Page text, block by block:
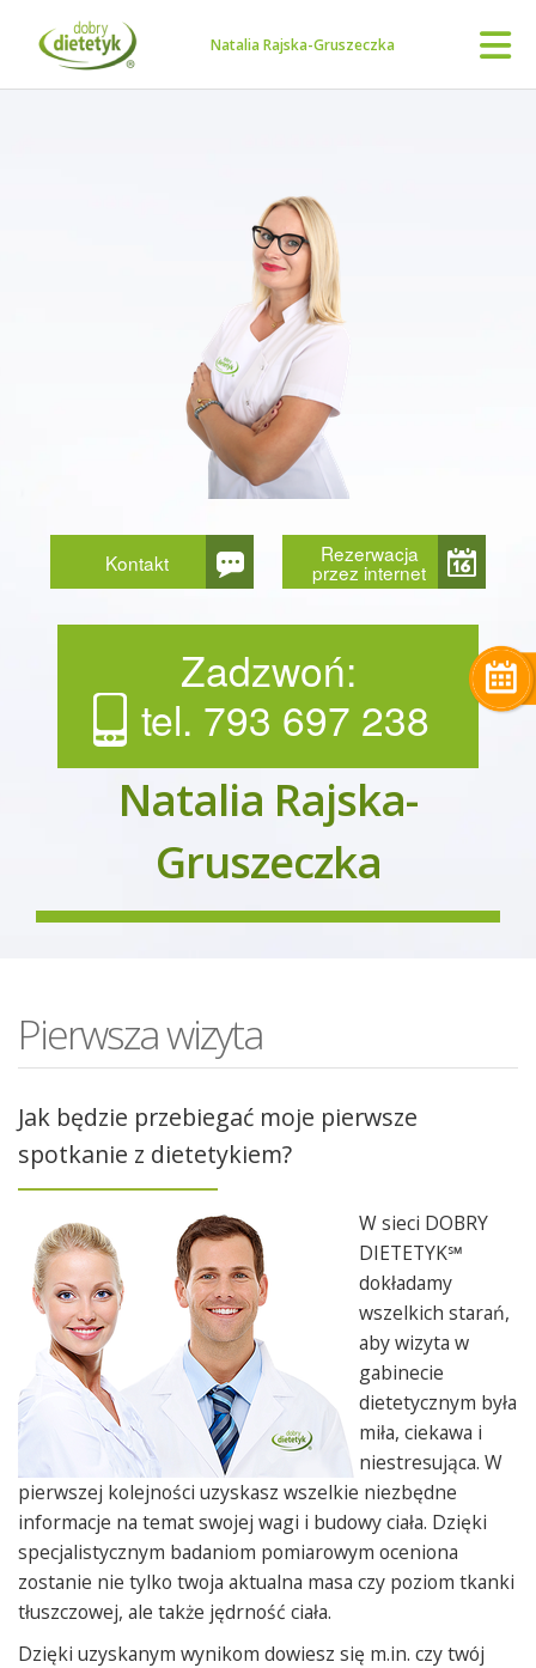
Natalia Rajska-Gruszeczka
Kontakt Rezerwacja
przez internet
Zadzwoń:
tel. 793 697 238
Natalia Rajska-
Gruszeczka
Pierwsza wizyta
Jak będzie przebiegać moje pierwsze
spotkanie z dietetykiem?
W sieci DOBRY
DIETETYK℠
dokładamy
wszelkich starań,
aby wizyta w
gabinecie
dietetycznym była
miła, ciekawa i
niestresująca. W
pierwszej kolejności uzyskasz wszelkie niezbędne
informacje na temat swojej wagi i budowy ciała. Dzięki
specjalistycznym badaniom pomiarowym oceniona
zostanie nie tylko twoja aktualna masa czy poziom tkanki
tłuszczowej, ale także jędrność ciała.
Dzięki uzyskanym wynikom dowiesz się m.in. czy twój